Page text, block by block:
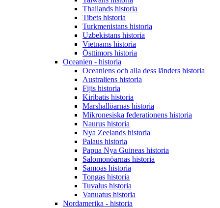
Thailands historia
Tibets historia
Turkmenistans historia
Uzbekistans historia
Vietnams historia
Östtimors historia
Oceanien - historia
Oceaniens och alla dess länders historia
Australiens historia
Fijis historia
Kiribatis historia
Marshallöarnas historia
Mikronesiska federationens historia
Naurus historia
Nya Zeelands historia
Palaus historia
Papua Nya Guineas historia
Salomonöarnas historia
Samoas historia
Tongas historia
Tuvalus historia
Vanuatus historia
Nordamerika - historia